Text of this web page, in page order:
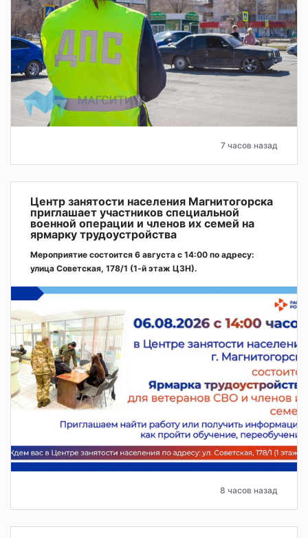
7 часов назад
Центр занятости населения Магнитогорска
приглашает участников специальной
военной операции и членов их семей на
ярмарку трудоустройства
Мероприятие состоится 6 августа с 14:00 по адресу:
улица Советская, 178/1 (1‑й этаж ЦЗН).
8 часов назад